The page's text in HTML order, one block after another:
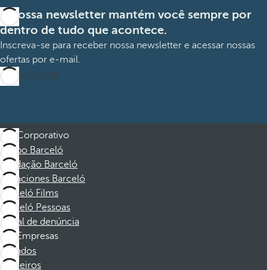
A nossa newsletter mantém você sempre por
dentro de tudo que acontece.
Inscreva-se para receber nossa newsletter e acessar nossas
ofertas por e-mail.
Inscrever-me
Corporativo
Grupo Barceló
Fundação Barceló
Vacaciones Barceló
Barceló Films
Barceló Pessoas
Canal de denúncia
Empresas
Afiliados
Parceiros